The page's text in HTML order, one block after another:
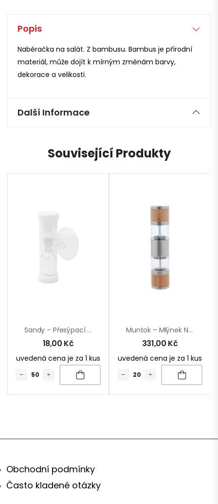
Popis
Naběračka na salát. Z bambusu. Bambus je přírodní
materiál, může dojít k mírným změnám barvy,
dekorace a velikosti.
Další Informace
Související Produkty
Sandy – Přesýpací Hodiny
18,00 Kč
uvedená cena je za 1 kus
Muntok – Mlýnek Na Sůl A Pepř
331,00 Kč
uvedená cena je za 1 kus
Obchodní podmínky
Často kladené otázky